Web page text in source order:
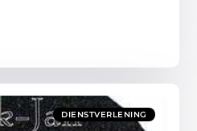
DIENSTVERLENING